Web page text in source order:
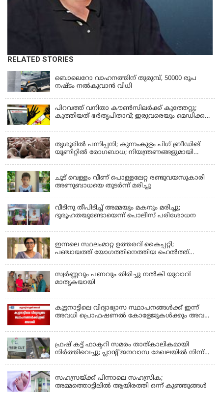
RELATED STORIES
KERALA
ബൊലെറോ വാഹനത്തിന് തുരുമ്പ്, 50000 രൂപ
നഷ്ടം നൽകുവാൻ വിധി
പിറവത്ത് വനിതാ കൗൺസിലർക്ക് കുത്തേറ്റു;
കുത്തിയത് ഭർതൃപിതാവ്; ഇരുവരെയും മെഡിക്കൽ
തൃശൂരിൽ പന്നിപ്പനി; കുന്നംകുളം പിഗ് ബ്രീഡിങ്
യൂണിറ്റിൽ രോഗബാധ; നിയന്ത്രണങ്ങളുമായി
ചൂട് വെള്ളം വീണ് പൊള്ളലേറ്റ രണ്ടുവയസുകാരി
അണുബാധയെ തുടർന്ന് മരിച്ചു
വീടിനു തീപിടിച്ച് അമ്മയും മകനും മരിച്ചു;
ദുരൂഹതയുണ്ടോയെന്ന് പൊലീസ് പരിശോധന
ഇന്നലെ സ്ഥലംമാറ്റ ഉത്തരവ് കൈപ്പറ്റി;
പഞ്ചായത്ത് യോഗത്തിനെത്തിയ ഹെല്‍ത്ത്
സ്വർണ്ണവും പണവും തിരിച്ചു നൽകി യുവാവ്
മാതൃകയായി
കുട്ടനാട്ടിലെ വിദ്യാഭ്യാസ സ്ഥാപനങ്ങൾക്ക് ഇന്ന്
അവധി പ്രൊഫഷണൽ കോളേജുകൾക്കും അവധി
ഫ്രഷ് കട്ട് ഫാക്ടറി സമരം താത്കാലികമായി
നിർത്തിവെച്ചു; പ്ലാൻ്റ് ജനവാസ മേഖലയിൽ നിന്ന്
സഹസ്രയ്ക്ക് പിന്നാലെ സഹസ്രിക;
അമ്മത്തൊട്ടിലില്‍ ആയിരത്തി ഒന്ന് കുഞ്ഞുങ്ങള്‍